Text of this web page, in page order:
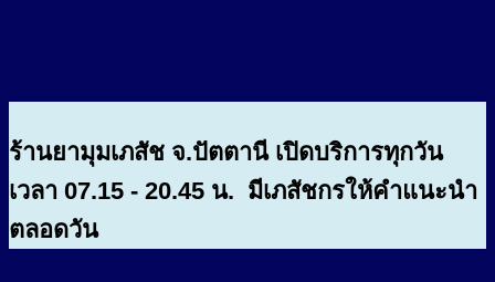
ร้านยามุมเภสัช จ.ปัตตานี เปิดบริการทุกวัน
เวลา 07.15 - 20.45 น. มีเภสัชกรให้คำแนะนำ
ตลอดวัน